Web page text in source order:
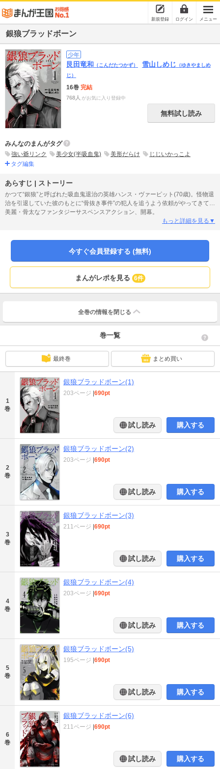
新規登録 ログイン メニュー
銀狼ブラッドボーン
少年
艮田竜和 （こんだたつかず） 雪山しめじ （ゆきやましめ
じ）
16巻 完結
768人 がお気に入り登録中
無料試し読み
みんなのまんがタグ
強い爺リンク 美少女(半吸血鬼) 美形だらけ
じじいかっこよ
タグ編集
あらすじ | ストーリー
かつて“銀狼”と呼ばれた吸血鬼退治の英雄ハンス・ヴァーピット(70歳)。怪物退
治を引退していた彼のもとに“骨抜き事件”の犯人を追うよう依頼がやってきて…
美麗・骨太なファンタジーサスペンスアクション、開幕。
もっと詳細を見る▼
今すぐ会員登録する (無料)
まんがレポを見る 6件
全巻の情報を 閉じる
巻一覧
最終巻 まとめ買い
1
巻
銀狼ブラッドボーン(1)
203ページ 690pt
試し読み 購入する
2
巻
銀狼ブラッドボーン(2)
203ページ 690pt
試し読み 購入する
3
巻
銀狼ブラッドボーン(3)
211ページ 690pt
試し読み 購入する
4
巻
銀狼ブラッドボーン(4)
203ページ 690pt
試し読み 購入する
5
巻
銀狼ブラッドボーン(5)
195ページ 690pt
試し読み 購入する
6
巻
銀狼ブラッドボーン(6)
211ページ 690pt
試し読み 購入する